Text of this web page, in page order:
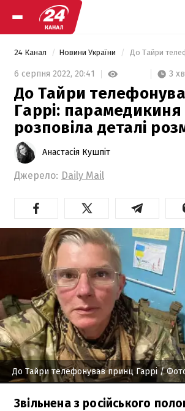
24 Канал Новини України
6 серпня 2022, 20:41 3 хв
До Тайри
Гаррі: парамедикиня
розповіла деталі
Анастасія Кушпіт
Джерело: Daily Mail
До Тайри телефонував принц Гаррі/ Фото
Звільнена з російського